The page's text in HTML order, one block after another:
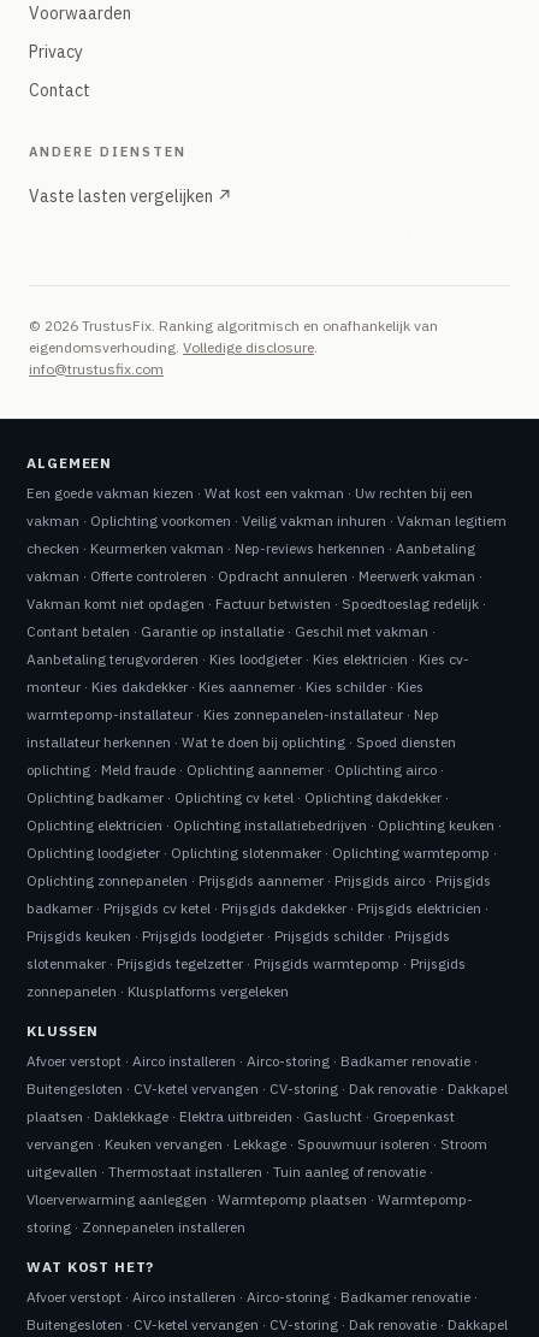
Voorwaarden
Privacy
Contact
ANDERE DIENSTEN
Vaste lasten vergelijken ↗
© 2026 TrustusFix. Ranking algoritmisch en onafhankelijk van
eigendomsverhouding. Volledige disclosure
info@trustusfix.com
ALGEMEEN
Een goede vakman kiezen ·Wat kost een vakman · Uw rechten bij een
vakman · Oplichting voorkomen ·Veilig vakman inhuren ·Vakman legitiem
checken · Keurmerken vakman · Nep-reviews herkennen ·Aanbetaling
vakman · Offerte controleren · Opdracht annuleren · Meerwerk vakman ·
Vakman komt niet opdagen · Factuur betwisten · Spoedtoeslag redelijk ·
Contant betalen · Garantie op installatie · Geschil met vakman ·
Aanbetaling terugvorderen · Kies loodgieter · Kies elektricien · Kies cv-
monteur · Kies dakdekker · Kies aannemer · Kies schilder · Kies
warmtepomp-installateur · Kies zonnepanelen-installateur · Nep
installateur herkennen ·Wat te doen bij oplichting · Spoed diensten
oplichting · Meld fraude · Oplichting aannemer · Oplichting airco ·
Oplichting badkamer · Oplichting cv ketel · Oplichting dakdekker ·
Oplichting elektricien · Oplichting installatiebedrijven · Oplichting keuken ·
Oplichting loodgieter · Oplichting slotenmaker · Oplichting warmtepomp ·
Oplichting zonnepanelen · Prijsgids aannemer · Prijsgids airco · Prijsgids
badkamer · Prijsgids cv ketel · Prijsgids dakdekker · Prijsgids elektricien ·
Prijsgids keuken · Prijsgids loodgieter · Prijsgids schilder · Prijsgids
slotenmaker · Prijsgids tegelzetter · Prijsgids warmtepomp · Prijsgids
zonnepanelen · Klusplatforms vergeleken
KLUSSEN
Afvoer verstopt ·Airco installeren ·Airco-storing · Badkamer renovatie ·
Buitengesloten · CV-ketel vervangen · CV-storing · Dak renovatie · Dakkapel
plaatsen · Daklekkage · Elektra uitbreiden · Gaslucht · Groepenkast
vervangen · Keuken vervangen · Lekkage · Spouwmuur isoleren · Stroom
uitgevallen ·Thermostaat installeren ·Tuin aanleg of renovatie ·
Vloerverwarming aanleggen ·Warmtepomp plaatsen ·Warmtepomp-
storing · Zonnepanelen installeren
WAT KOST HET?
Afvoer verstopt ·Airco installeren ·Airco-storing · Badkamer renovatie ·
Buitengesloten · CV-ketel vervangen · CV-storing · Dak renovatie · Dakkapel